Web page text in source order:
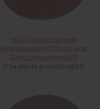
NORTON Aluminiumoxide
kantenschuurschijf Ø 175 mm. asgat
22 mm. klitbevestiging H231
21.34.XXX KLIK VOOR MEER